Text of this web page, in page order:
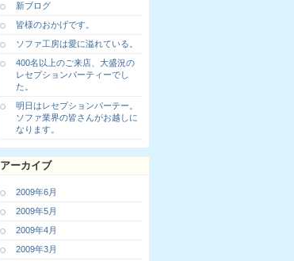
新ブログ
皆様のおかげです。
ソファ工房は愛に溢れている。
400名以上のご来店、大盛況の
レセプションパーティーでし
た。
明日はレセプションパーテー。
ソファ業界の皆さんがお越しに
なります。
アーカイブ
2009年6月
2009年5月
2009年4月
2009年3月